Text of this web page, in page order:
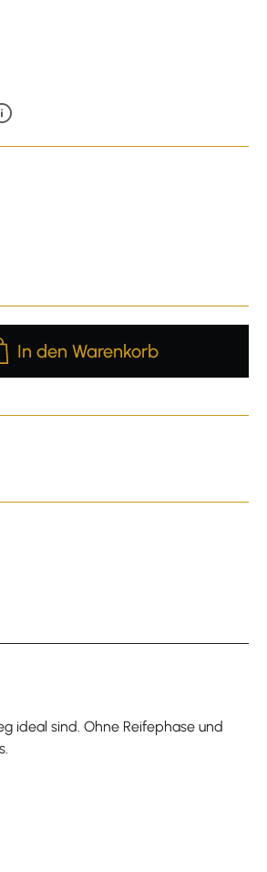
Gib den
In den Warenkorb
ideal sind. Ohne Reifephase und